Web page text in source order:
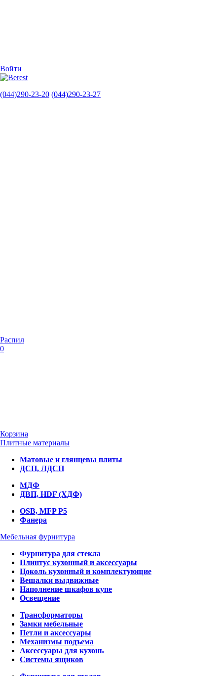
Войти
(044)290-23-20 (044)290-23-27
Распил
0
Корзина
Плитные материалы
Матовые и глянцевы плиты
ДСП, ЛДСП
МДФ
ДВП, HDF (ХДФ)
OSB, MFP P5
Фанера
Мебельная фурнитура
Фурнитура для стекла
Плинтус кухонный и аксессуары
Цоколь кухонный и комплектующие
Вешалки выдвижные
Наполнение шкафов купе
Освещение
Трансформаторы
Замки мебельные
Петли и аксессуары
Механизмы подъема
Аксессуары для кухонь
Системы ящиков